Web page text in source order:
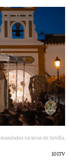
rocieras de Sevilla.
101TV